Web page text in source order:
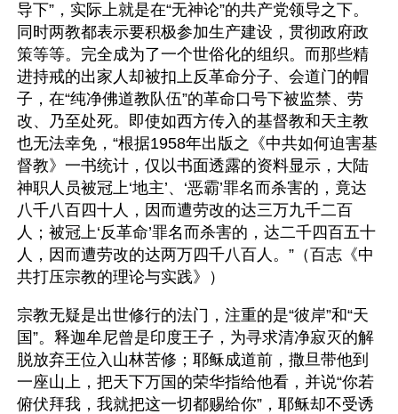
导下”，实际上就是在“无神论”的共产党领导之下。
同时两教都表示要积极参加生产建设，贯彻政府政
策等等。完全成为了一个世俗化的组织。而那些精
进持戒的出家人却被扣上反革命分子、会道门的帽
子，在“纯净佛道教队伍”的革命口号下被监禁、劳
改、乃至处死。即使如西方传入的基督教和天主教
也无法幸免，“根据1958年出版之《中共如何迫害基
督教》一书统计，仅以书面透露的资料显示，大陆
神职人员被冠上‘地主’、‘恶霸’罪名而杀害的，竟达
八千八百四十人，因而遭劳改的达三万九千二百
人；被冠上‘反革命’罪名而杀害的，达二千四百五十
人，因而遭劳改的达两万四千八百人。”（百志《中
共打压宗教的理论与实践》）
宗教无疑是出世修行的法门，注重的是“彼岸”和“天
国”。释迦牟尼曾是印度王子，为寻求清净寂灭的解
脱放弃王位入山林苦修；耶稣成道前，撒旦带他到
一座山上，把天下万国的荣华指给他看，并说“你若
俯伏拜我，我就把这一切都赐给你”，耶稣却不受诱